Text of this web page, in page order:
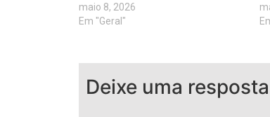
maio 8, 2026
Em "Geral"
Deixe uma resposta